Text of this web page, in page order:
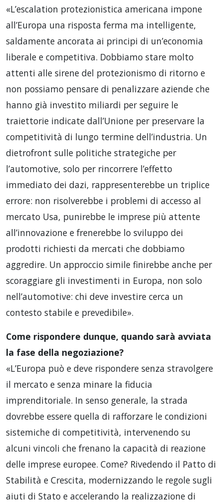
«L’escalation protezionistica americana impone
all’Europa una risposta ferma ma intelligente,
saldamente ancorata ai principi di un’economia
liberale e competitiva. Dobbiamo stare molto
attenti alle sirene del protezionismo di ritorno e
non possiamo pensare di penalizzare aziende che
hanno già investito miliardi per seguire le
traiettorie indicate dall’Unione per preservare la
competitività di lungo termine dell’industria. Un
dietrofront sulle politiche strategiche per
l’automotive, solo per rincorrere l’effetto
immediato dei dazi, rappresenterebbe un triplice
errore: non risolverebbe i problemi di accesso al
mercato Usa, punirebbe le imprese più attente
all’innovazione e frenerebbe lo sviluppo dei
prodotti richiesti da mercati che dobbiamo
aggredire. Un approccio simile finirebbe anche per
scoraggiare gli investimenti in Europa, non solo
nell’automotive: chi deve investire cerca un
contesto stabile e prevedibile».
Come rispondere dunque, quando sarà avviata
la fase della negoziazione?
«L’Europa può e deve rispondere senza stravolgere
il mercato e senza minare la fiducia
imprenditoriale. In senso generale, la strada
dovrebbe essere quella di rafforzare le condizioni
sistemiche di competitività, intervenendo su
alcuni vincoli che frenano la capacità di reazione
delle imprese europee. Come? Rivedendo il Patto di
Stabilità e Crescita, modernizzando le regole sugli
aiuti di Stato e accelerando la realizzazione di